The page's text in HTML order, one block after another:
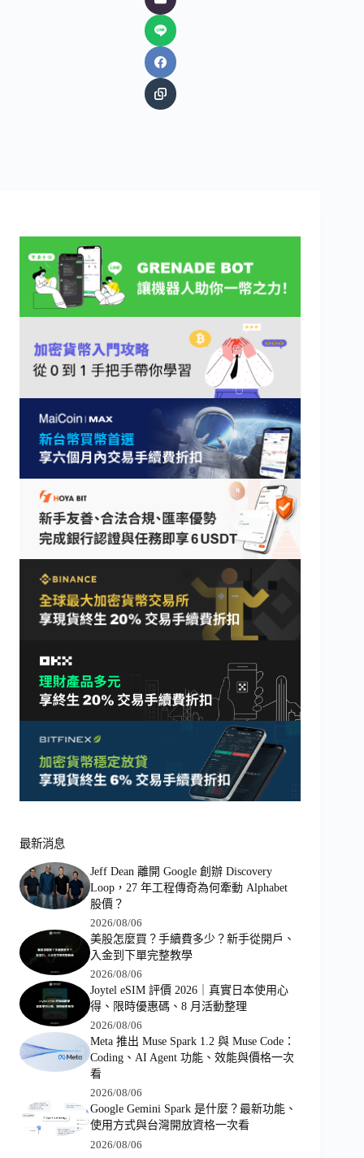
最新消息
Jeff Dean 離開 Google 創辦 Discovery
Loop，27 年工程傳奇為何牽動 Alphabet
股價？
2026/08/06
美股怎麼買？手續費多少？新手從開戶、
入金到下單完整教學
2026/08/06
Joytel eSIM 評價 2026｜真實日本使用心
得、限時優惠碼、8 月活動整理
2026/08/06
Meta 推出 Muse Spark 1.2 與 Muse Code：
Coding、AI Agent 功能、效能與價格一次
看
2026/08/06
Google Gemini Spark 是什麼？最新功能、
使用方式與台灣開放資格一次看
2026/08/06